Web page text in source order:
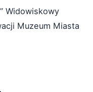
Widowiskowy
Muzeum Miasta